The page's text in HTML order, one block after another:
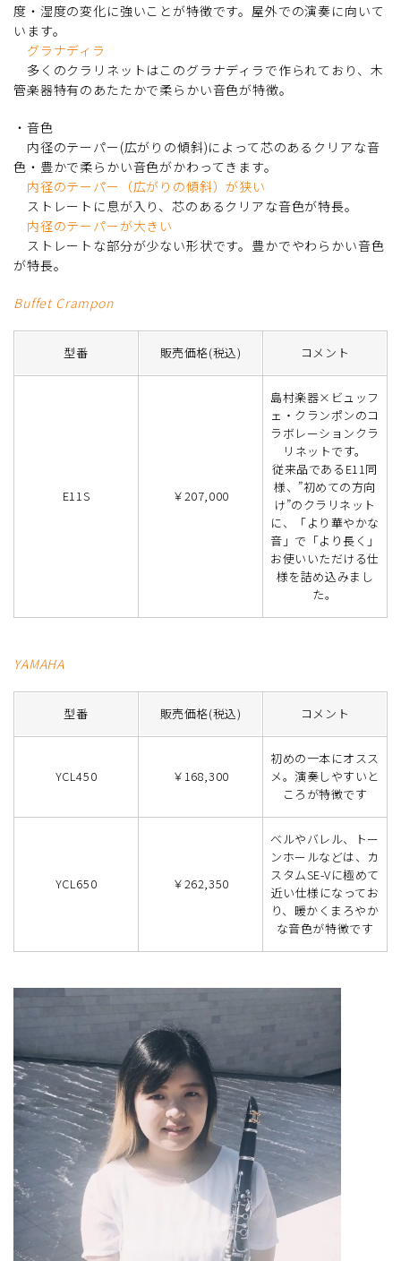
度・湿度の変化に強いことが特徴です。屋外での演奏に向いて
います。
グラナディラ
多くのクラリネットはこのグラナディラで作られており、木
管楽器特有のあたたかで柔らかい音色が特徴。
・音色
内径のテーパー(広がりの傾斜)によって芯のあるクリアな音
色・豊かで柔らかい音色がかわってきます。
内径のテーパー（広がりの傾斜）が狭い
ストレートに息が入り、芯のあるクリアな音色が特長。
内径のテーパーが大きい
ストレートな部分が少ない形状です。豊かでやわらかい音色
が特長。
Buffet Crampon
型番 販売価格(税込) コメント
E11S ￥207,000
島村楽器×ビュッフ
ェ・クランポンのコ
ラボレーションクラ
リネットです。
従来品であるE11同
様、”初めての方向
け”のクラリネット
に、「より華やかな
音」で「より長く」
お使いいただける仕
様を詰め込みまし
た。
YAMAHA
型番 販売価格(税込) コメント
YCL450 ￥168,300
初めの一本にオスス
メ。演奏しやすいと
ころが特徴です
YCL650 ￥262,350
ベルやバレル、トー
ンホールなどは、カ
スタムSE-Vに極めて
近い仕様になってお
り、暖かくまろやか
な音色が特徴です